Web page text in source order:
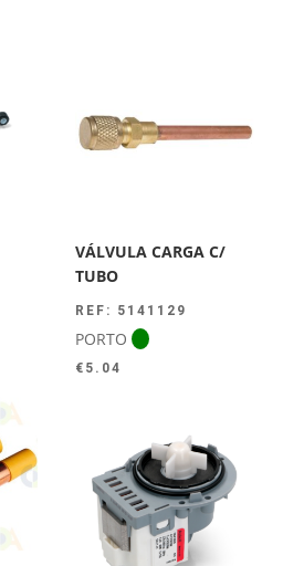
VÁLVULA CARGA C/
TUBO
REF: 5141129
PORTO
€ 5.04